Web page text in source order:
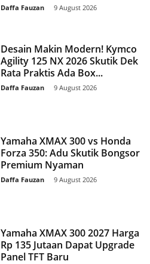
Daffa Fauzan 9 August 2026
Desain Makin Modern! Kymco
Agility 125 NX 2026 Skutik Dek
Rata Praktis Ada Box...
Daffa Fauzan 9 August 2026
Yamaha XMAX 300 vs Honda
Forza 350: Adu Skutik Bongsor
Premium Nyaman
Daffa Fauzan 9 August 2026
Yamaha XMAX 300 2027 Harga
Rp 135 Jutaan Dapat Upgrade
Panel TFT Baru